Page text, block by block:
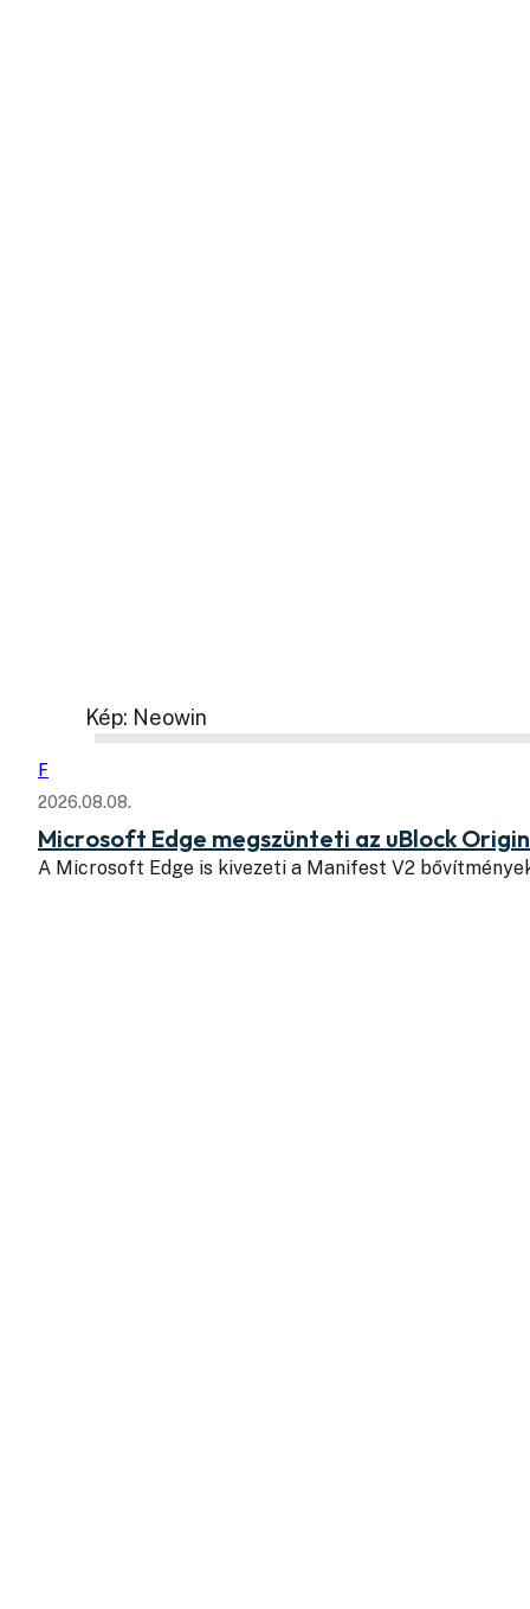
Kép: Neowin
F
2026.08.08.
Microsoft Edge megszünteti az uBlock
A Microsoft Edge is kivezeti a Manifest V2